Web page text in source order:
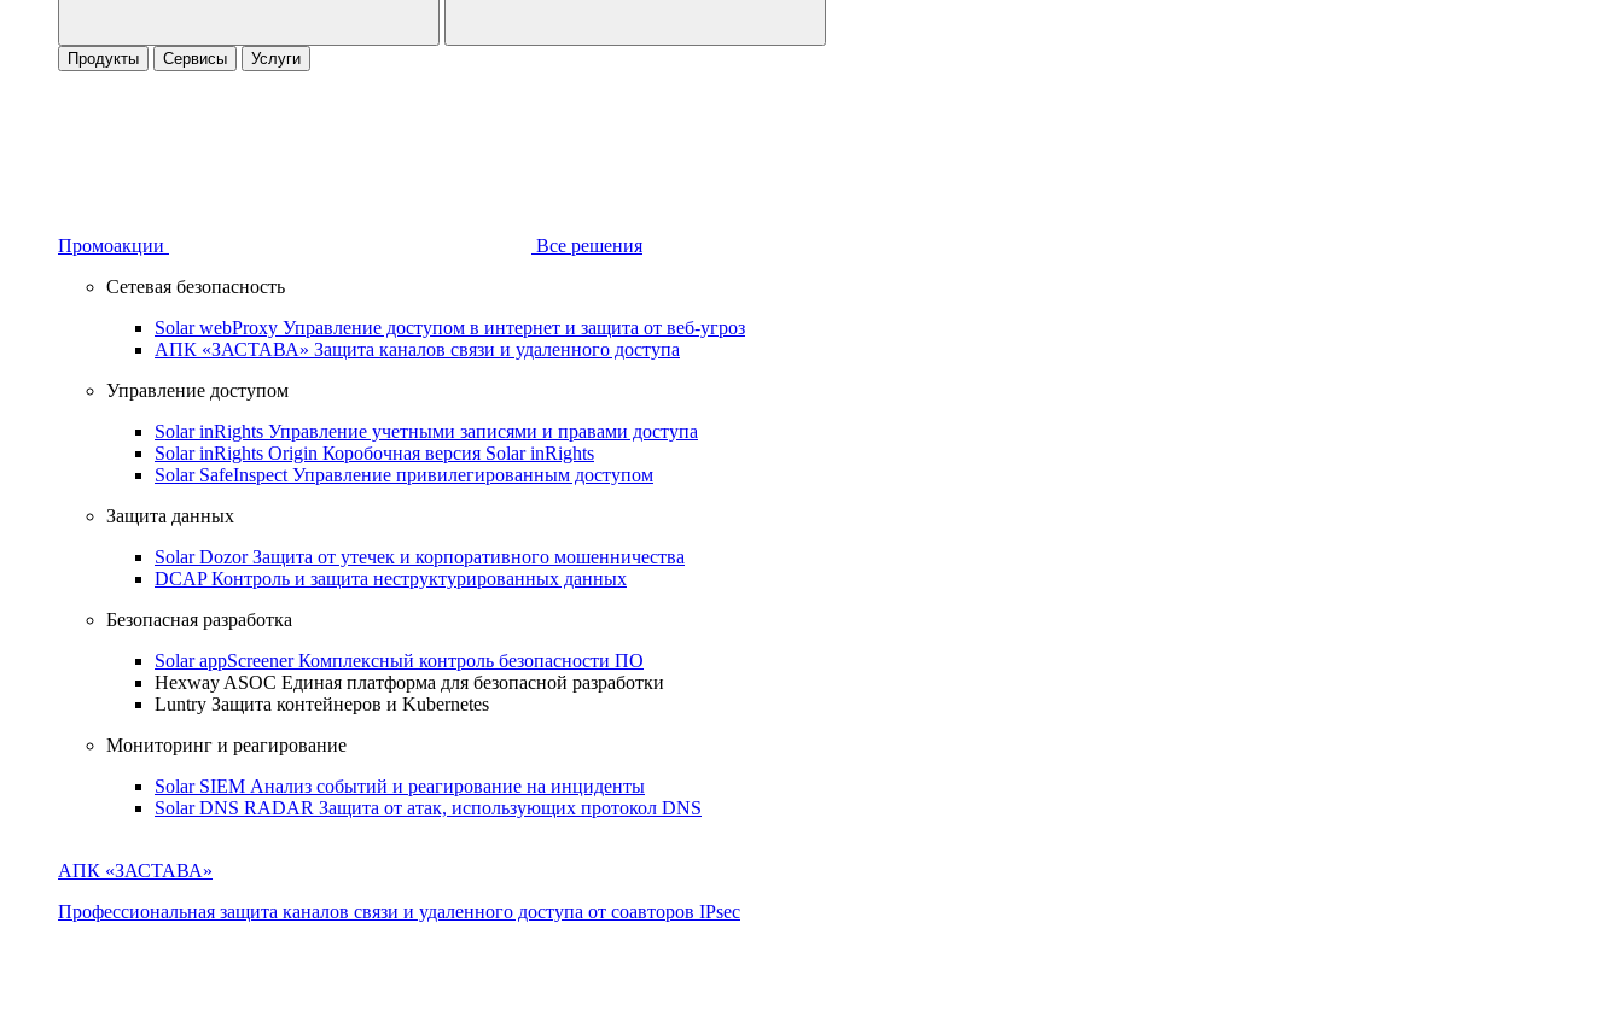
Продукты Сервисы Услуги
Промоакции
Все решения
Сетевая безопасность
Solar webProxy Управление доступом в интернет и защита от веб-угроз
АПК «ЗАСТАВА» Защита каналов связи и удаленного доступа
Управление доступом
Solar inRights Управление учетными записями и правами доступа
Solar inRights Origin Коробочная версия Solar inRights
Solar SafeInspect Управление привилегированным доступом
Защита данных
Solar DozorЗащита от утечек и корпоративного мошенничества
DCAPКонтроль и защита неструктурированных данных
Безопасная разработка
Solar appScreenerКомплексный контроль безопасности ПО
Hexway ASOC Единая платформа для безопасной разработки
Luntry Защита контейнеров и Kubernetes
Мониторинг и реагирование
Solar SIEM Анализ событий и реагирование на инциденты
Solar DNS RADAR Защита от атак, использующих протокол DNS
АПК «ЗАСТАВА»
Профессиональная защита каналов связи и удаленного доступа от соавторов IPsec